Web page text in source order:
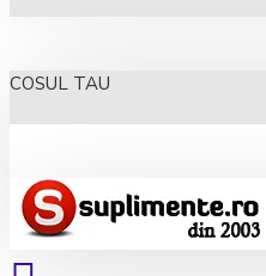
COSUL TAU